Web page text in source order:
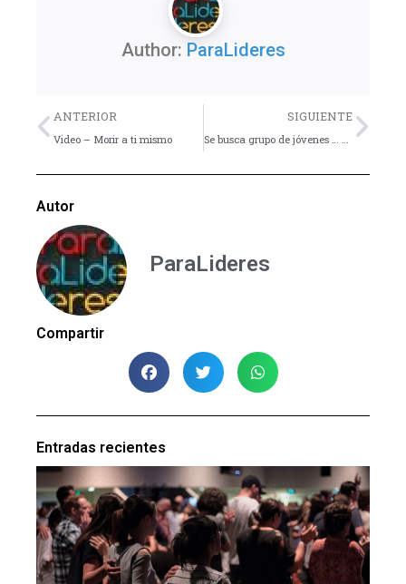
Author: ParaLideres
Previo
ANTERIOR
Video – Morir a ti mismo
SIGUIENTE
Se busca grupo de jóvenes … amigable
Autor
ParaLideres
Compartir
Entradas recientes